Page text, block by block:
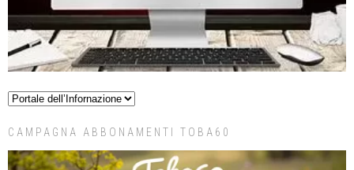
CAMPAGNA ABBONAMENTI TOBA60